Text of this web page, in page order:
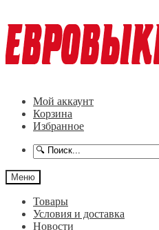
к
навигации
к
содержимому
Мой аккаунт
Корзина
Избранное
Меню
Товары
Условия и доставка
Новости